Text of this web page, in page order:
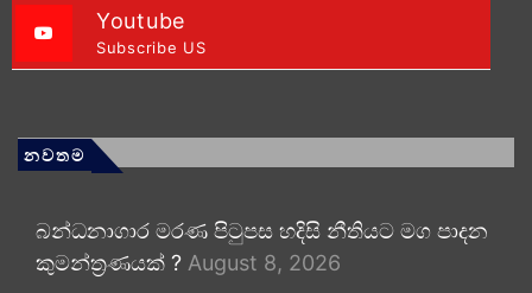
Youtube
Subscribe US
නවතම
බන්ධනාගාර මරණ පිටුපස හදිසි නීතියට මග පාදන
කුමන්ත්‍රණයක් ? August 8, 2026